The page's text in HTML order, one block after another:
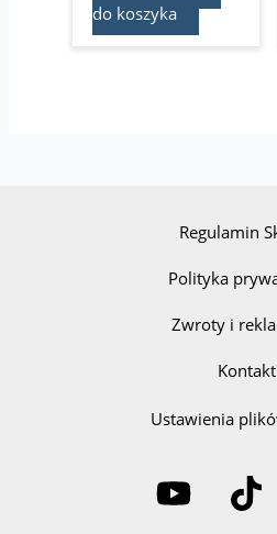
do koszyka
Regulamin
Polityka
Zwroty i
Kontakt
Ustawienia